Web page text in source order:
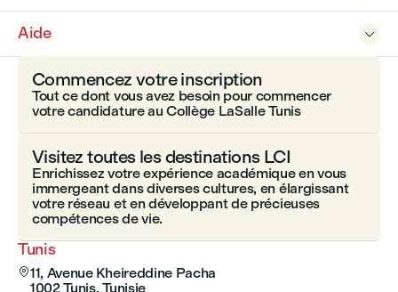

Aide
Tunis
11, Avenue Kheireddine Pacha
1002 Tunis. Tunisie
Commencez votre inscription
Tout ce dont vous avez besoin pour commencer
votre candidature au Collège LaSalle Tunis
Visitez toutes les destinations LCI
Enrichissez votre expérience académique en vous
immergeant dans diverses cultures, en élargissant
votre réseau et en développant de précieuses
compétences de vie.